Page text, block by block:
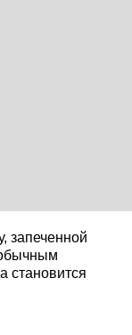
запеченной
становится